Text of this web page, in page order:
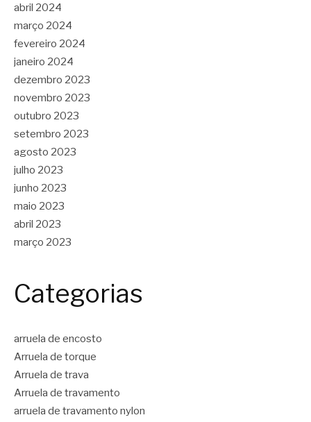
abril 2024
março 2024
fevereiro 2024
janeiro 2024
dezembro 2023
novembro 2023
outubro 2023
setembro 2023
agosto 2023
julho 2023
junho 2023
maio 2023
abril 2023
março 2023
Categorias
arruela de encosto
Arruela de torque
Arruela de trava
Arruela de travamento
arruela de travamento nylon